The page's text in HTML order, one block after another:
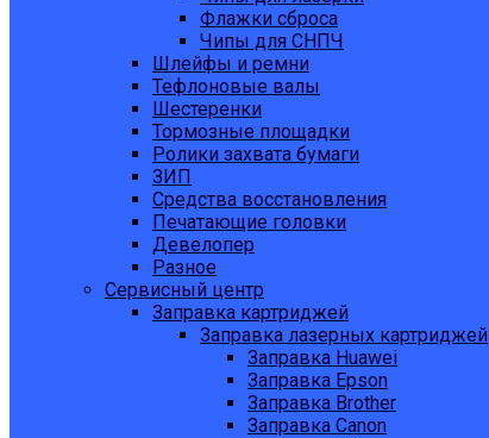
Флажки сброса
Чипы для СНПЧ
Шлейфы и ремни
Тефлоновые валы
Шестеренки
Тормозные площадки
Ролики захвата бумаги
ЗИП
Средства восстановления
Печатающие головки
Девелопер
Разное
Сервисный центр
Заправка картриджей
Заправка лазерных картриджей
Заправка Huawei
Заправка Epson
Заправка Brother
Заправка Canon